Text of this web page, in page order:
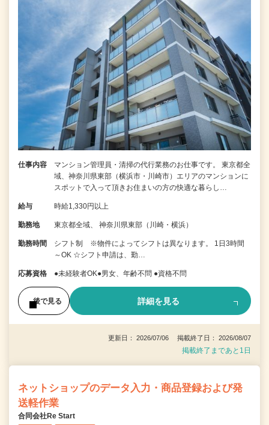
仕事内容
マンション管理員・清掃の代行業務のお仕事です。 東京都全
域、神奈川県東部（横浜市・川崎市）エリアのマンションに
スポットで入って頂きお住まいの方の快適な暮らし…
給与 時給1,330円以上
勤務地 東京都全域、 神奈川県東部（川崎・横浜）
勤務時間
シフト制 ※物件によってシフトは異なります。 1日3時間
～OK ☆シフト申請は、勤…
応募資格 ●未経験者OK●男女、年齢不問 ●資格不問
後で見る 詳細を見る
更新日： 2026/07/06 掲載終了日： 2026/08/07
掲載終了まであと1日
ネットショップのデータ入力・商品登録および発
送軽作業
合同会社Re Start